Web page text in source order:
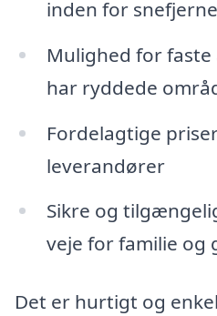
inden for
Mulighed for faste
har ryddede
Fordelagtige
leverandører
Sikre og
veje for familie og
Det er hurtigt og